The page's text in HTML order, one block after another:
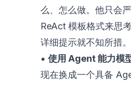
么、怎么做。他只会
ReAct 模板格式来思
详细提示就不知所措。
• 使用 Agent 能力模
现在换成一个具备